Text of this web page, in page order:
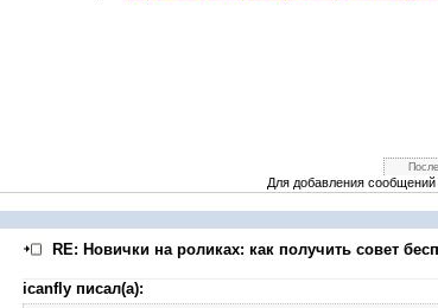
Для добавления сообщений
RE: Новички на роликах: как получить совет
icanfly писал(а):